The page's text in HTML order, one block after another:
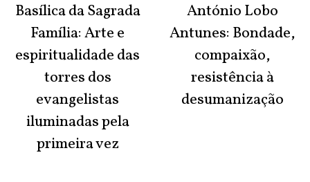
Basílica da Sagrada
Família: Arte e
espiritualidade das
torres dos
evangelistas
iluminadas pela
primeira vez
António Lobo
Antunes: Bondade,
compaixão,
resistência à
desumanização